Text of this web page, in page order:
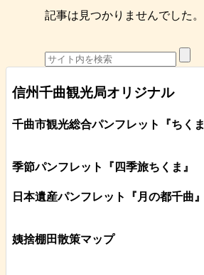
記事は見つかりませんでした。
信州千曲観光局オリジナル
千曲市観光総合パンフレット 『ちくま
季節パンフレット『四季旅ちくま』
日本遺産パンフレット 『月の都千曲 』
姨捨棚田散策マップ